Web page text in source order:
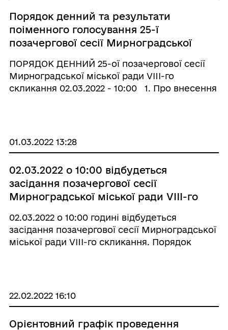
Порядок денний та результати
поіменного голосування 25-ї
позачергової сесії Мирноградської
міської ради VIIІ-го скликання
ПОРЯДОК ДЕННИЙ 25-ої позачергової сесії
Мирноградської міської ради VIIІ-го
скликання 02.03.2022 - 10:00 1. Про внесення
01.03.2022 13:28
02.03.2022 о 10:00 відбудеться
засідання позачергової сесії
Мирноградської міської ради VIIІ-го
02.03.2022 о 10:00 годині відбудеться
засідання позачергової сесії Мирноградської
міської ради VIIІ-го скликання. Порядок
22.02.2022 16:10
Орієнтовний графік проведення